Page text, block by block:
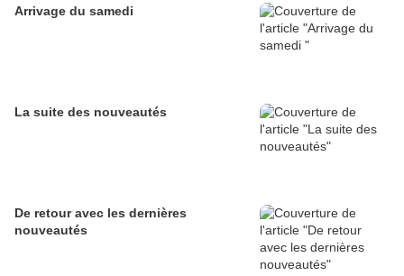
Arrivage du samedi
La suite des nouveautés
De retour avec les dernières
nouveautés